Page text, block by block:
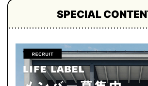
SPECIAL